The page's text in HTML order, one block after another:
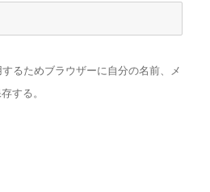
るためブラウザーに自分の名前、メ
する。